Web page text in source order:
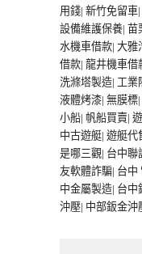
用錢| 新竹免留車|
設備維護保養| 苗
水機車借款| 大雅
借款| 龍井機車借
洗滌塔製造| 工業
液體烤漆| 無膜標|
小船| 帆船買賣|
中古遊艇| 遊艇代
是哪三觀| 台中聯
友軟體詐騙| 台中
中金屬製造| 台中
沖壓| 中部鈑金沖